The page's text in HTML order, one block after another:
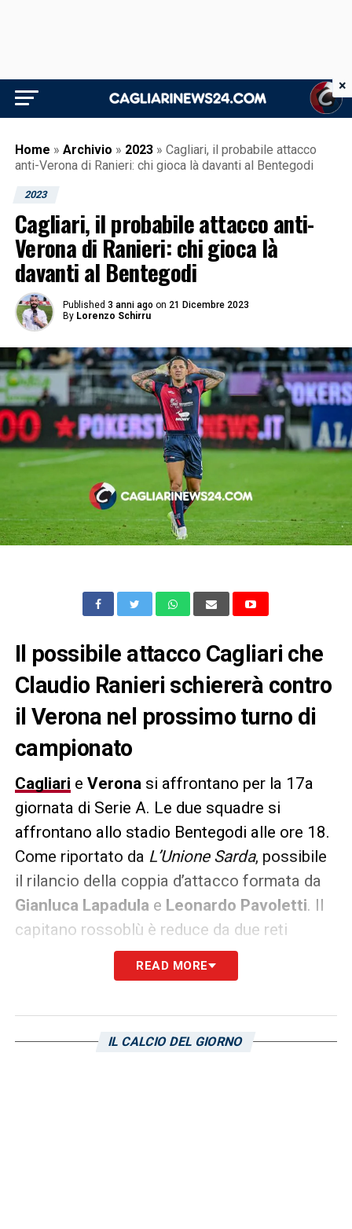
Home » Archivio » 2023 » Cagliari, il probabile attacco
anti-Verona di Ranieri: chi gioca là davanti al Bentegodi
2023
Cagliari, il probabile attacco anti-
Verona di Ranieri: chi gioca là
davanti al Bentegodi
Published 3 anni ago on 21 Dicembre 2023
By Lorenzo Schirru
Il possibile attacco Cagliari che
Claudio Ranieri schiererà contro
il Verona nel prossimo turno di
campionato
Cagliari e Verona si affrontano per la 17a
giornata di Serie A. Le due squadre si
affrontano allo stadio Bentegodi alle ore 18.
Come riportato da L’Unione Sarda, possibile
il rilancio della coppia d’attacco formata da
Gianluca Lapadula e Leonardo Pavoletti. Il
capitano rossoblù è reduce da due reti
consecutive. L’italo peruviano e a caccia
della seconda rete stagionale in Serie A.
READ MORE
IL CALCIO DEL GIORNO
×